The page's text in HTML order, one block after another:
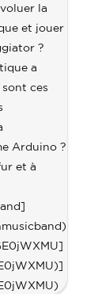
la
et jouer
?
a
ces
Arduino ?
et à